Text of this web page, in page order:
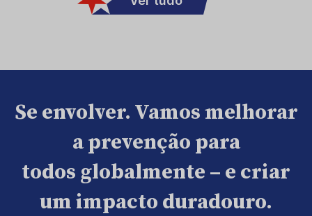
Se envolver. Vamos melhorar
a prevenção para
todos globalmente – e criar
um impacto duradouro.